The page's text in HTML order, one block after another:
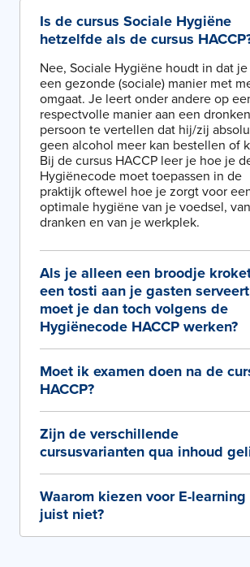
Is de cursus Sociale Hygiëne
hetzelfde als de cursus
Nee, Sociale Hygiëne houdt in dat
een gezonde (sociale) manier met
omgaat. Je leert onder andere op
respectvolle manier aan een dronken
persoon te vertellen dat hij/zij
geen alcohol meer kan bestellen of
Bij de cursus HACCP leer je hoe je
Hygiënecode moet toepassen in de
praktijk oftewel hoe je zorgt voor
optimale hygiëne van je voedsel,
dranken en van je werkplek.
Als je alleen een broodje
een tosti aan je gasten
moet je dan toch volgens de
Hygiënecode HACCP werken?
Moet ik examen doen na de
HACCP?
Zijn de verschillende
cursusvarianten qua inhoud
Waarom kiezen voor E-learning
juist niet?